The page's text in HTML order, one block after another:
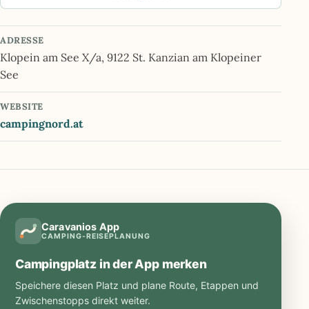
ADRESSE
Klopein am See X/a, 9122 St. Kanzian am Klopeiner
See
WEBSITE
campingnord.at
Caravanios App
CAMPING-REISEPLANUNG
Campingplatz in der App merken
Speichere diesen Platz und plane Route, Etappen und
Zwischenstopps direkt weiter.